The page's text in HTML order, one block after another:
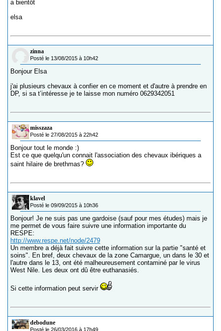
a bientôt
elsa
zinna
Posté le 13/08/2015 à 10h42
Bonjour Elsa
j'ai plusieurs chevaux à confier en ce moment et d'autre à prendre en
DP, si sa t’intéresse je te laisse mon numéro 0629342051
misszaza
Posté le 27/08/2015 à 22h42
Bonjour tout le monde :)
Est ce que quelqu'un connait l'association des chevaux ibériques a
saint hilaire de brethmas?
klavel
Posté le 09/09/2015 à 10h36
Bonjour! Je ne suis pas une gardoise (sauf pour mes études) mais je
me permet de vous faire suivre une information importante du
RESPE:
http://www.respe.net/node/2479
Un membre a déjà fait suivre cette information sur la partie "santé et
soins". En bref, deux chevaux de la zone Camargue, un dans le 30 et
l'autre dans le 13, ont été malheureusement contaminé par le virus
West Nile. Les deux ont dû être euthanasiés.
Si cette information peut servir
debodune
Posté le 26/03/2016 à 17h49